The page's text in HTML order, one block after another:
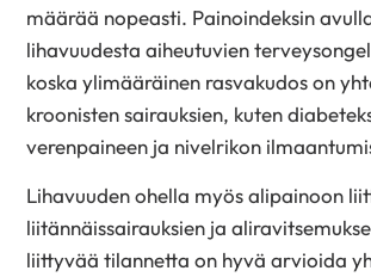
määrää nopeasti. Painoindeksin
lihavuudesta aiheutuvien
koska ylimääräinen rasvakudos on
kroonisten sairauksien, kuten
verenpaineen ja nivelrikon
Lihavuuden ohella myös alipainoon
liitännäissairauksien ja
liittyvää tilannetta on hyvä arvioida